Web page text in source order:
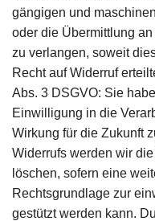
gängigen und
oder die Übermittlung
zu verlangen, soweit
Recht auf Widerruf
Abs. 3 DSGVO: Sie
Einwilligung in die
Wirkung für die Zukunft
Widerrufs werden wir
löschen, sofern eine
Rechtsgrundlage zur
gestützt werden kann.